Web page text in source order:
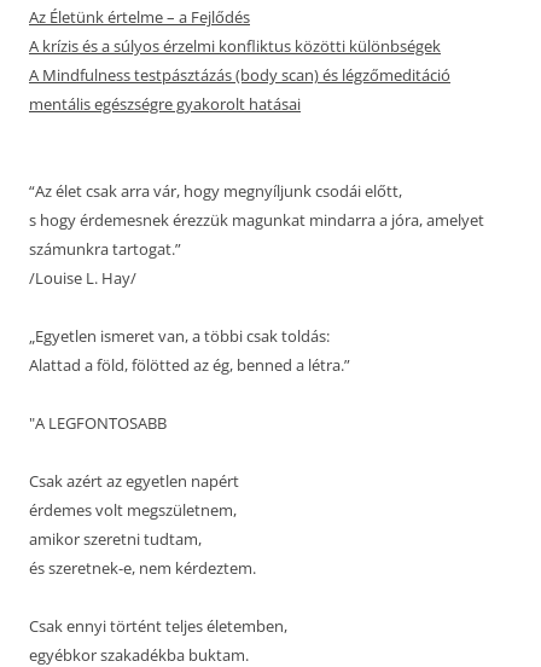
Az Életünk értelme – a Fejlődés
A krízis és a súlyos érzelmi konfliktus közötti különbségek
A Mindfulness testpásztázás (body scan) és légzőmeditáció
mentális egészségre gyakorolt hatásai
“Az élet csak arra vár, hogy megnyíljunk csodái előtt,
s hogy érdemesnek érezzük magunkat mindarra a jóra, amelyet
számunkra tartogat.”
/Louise L. Hay/
„Egyetlen ismeret van, a többi csak toldás:
Alattad a föld, fölötted az ég, benned a létra.”
"A LEGFONTOSABB
Csak azért az egyetlen napért
érdemes volt megszületnem,
amikor szeretni tudtam,
és szeretnek-e, nem kérdeztem.
Csak ennyi történt teljes életemben,
egyébkor szakadékba buktam.